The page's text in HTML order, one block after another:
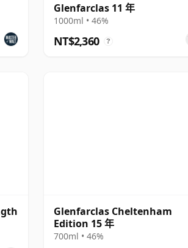
Glenfarclas 11 年
1000ml • 46%
NT$2,360 ?
Glenfarclas Cheltenham
Edition 15 年
700ml • 46%